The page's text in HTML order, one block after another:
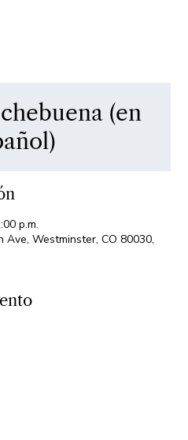
(en
p.m.
Westminster, CO 80030,